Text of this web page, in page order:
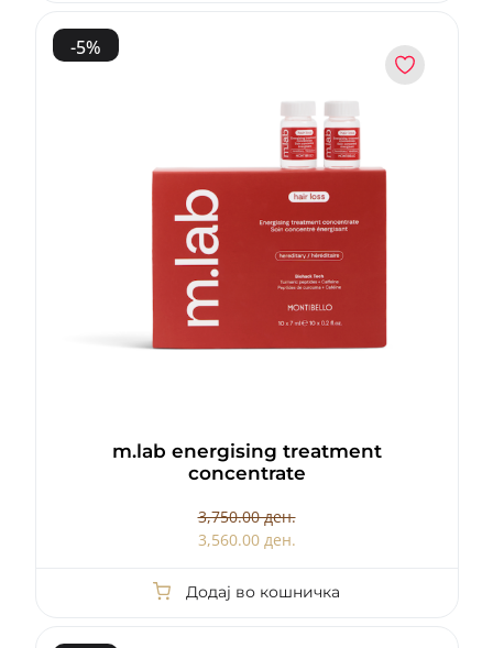
-5%
m.lab energising treatment
concentrate
3,750.00 ден.
3,560.00 ден.
Додај во кошничка